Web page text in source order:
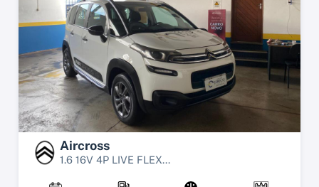
Aircross
1.6 16V 4P LIVE FLEX...